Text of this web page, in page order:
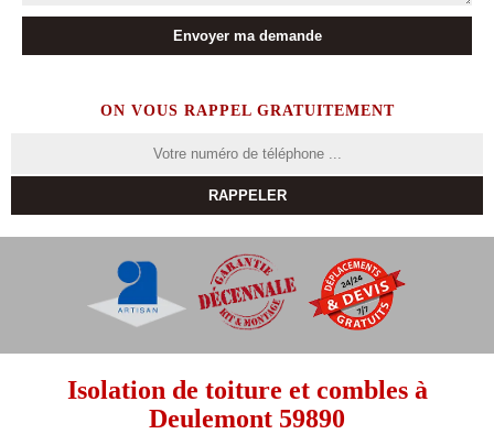
ON VOUS RAPPEL GRATUITEMENT
Isolation de toiture et combles à
Deulemont 59890